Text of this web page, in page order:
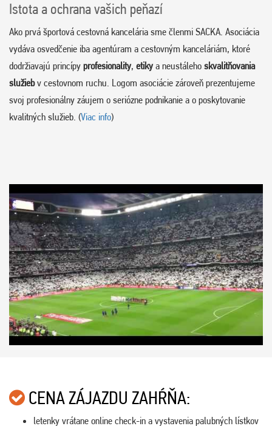
Istota a ochrana vašich peňazí
Ako prvá športová cestovná kancelária sme členmi SACKA. Asociácia
vydáva osvedčenie iba agentúram a cestovným kanceláriám, ktoré
dodržiavajú princípy profesionality, etikya neustáleho skvalitňovania
služiebv cestovnom ruchu. Logom asociácie zároveň prezentujeme
svoj profesionálny záujem o seriózne podnikanie a o poskytovanie
kvalitných služieb. (Viac info)
CENA ZÁJAZDU ZAHŔŇA:
letenky vrátane online check-in a vystavenia palubných lístkov